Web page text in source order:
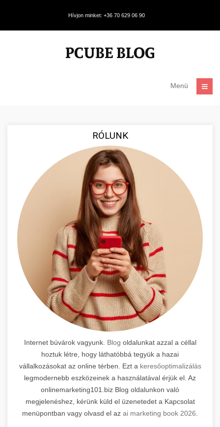
Hívjon minket: +36 70 629 06 90
Menü
RÓLUNK
Internet búvárok vagyunk. Blog oldalunkat azzal a céllal
hoztuk létre, hogy láthatóbbá tegyük a hazai
vállalkozásokat az online térben. Ezt a keresőoptimalizálás
legmodernebb eszközeinek a használatával érjük el. Az
onlinemarketing101.biz Blog oldalunkon való
megjelenéshez, kérünk küld el üzenetedet a Kapcsolat
menüpontban vagy olvasd el az ai marketing book 2026